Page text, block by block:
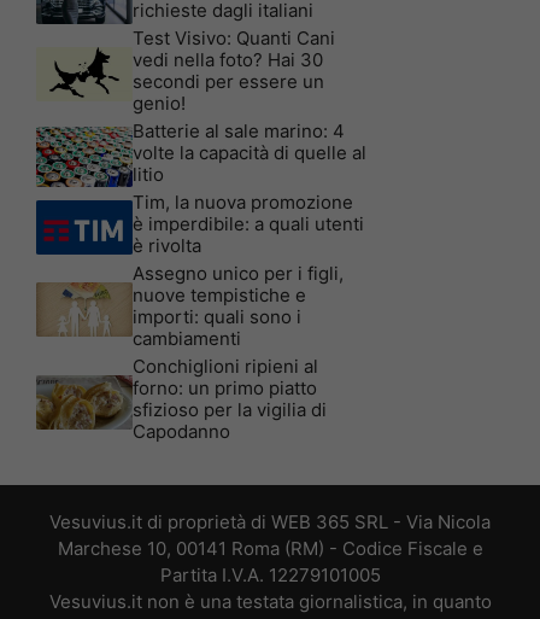
richieste dagli italiani
Test Visivo: Quanti Cani
vedi nella foto? Hai 30
secondi per essere un
genio!
Batterie al sale marino: 4
volte la capacità di quelle al
litio
Tim, la nuova promozione
è imperdibile: a quali utenti
è rivolta
Assegno unico per i figli,
nuove tempistiche e
importi: quali sono i
cambiamenti
Conchiglioni ripieni al
forno: un primo piatto
sfizioso per la vigilia di
Capodanno
Vesuvius.it di proprietà di WEB 365 SRL - Via Nicola
Marchese 10, 00141 Roma (RM) - Codice Fiscale e
Partita I.V.A. 12279101005
Vesuvius.it non è una testata giornalistica, in quanto